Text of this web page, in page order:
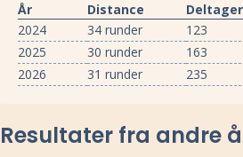
År Distance
2024
34 runder 123
2025
30 runder 163
2026
31 runder 235
Resultater fra andre